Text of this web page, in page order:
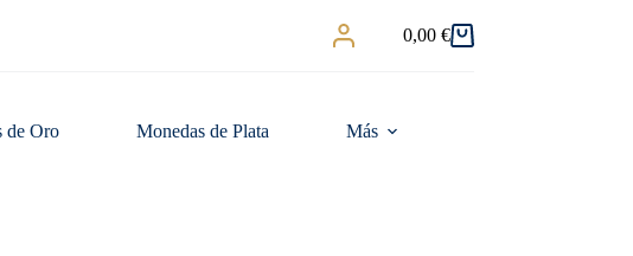
Carro
0,00 €
de Oro Monedas de Plata Más